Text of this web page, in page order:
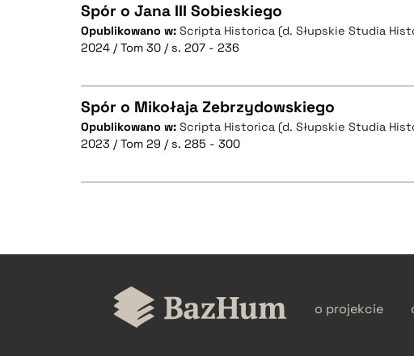
CZYSTY TEKST
BIBTEX
Spór o Jana III Sobieskiego
Opublikowano w: Scripta Historica (d. Słupskie Studia
2024 / Tom 30 / s. 207 - 236
CZYSTY TEKST
Spór o Mikołaja Zebrzydowskiego
Opublikowano w: Scripta Historica (d. Słupskie Studia
2023 / Tom 29 / s. 285 - 300
o projekcie